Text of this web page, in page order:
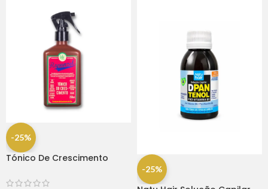
-25%
Tónico De Crescimento
-25%